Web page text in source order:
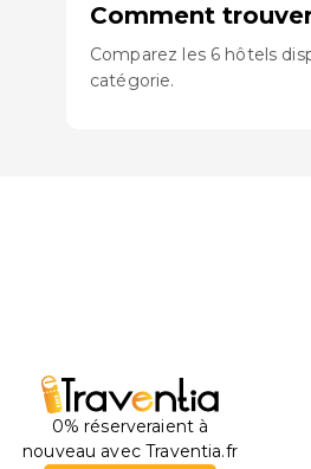
Comment
Comparez les 6 hôtels
catégorie.
0% réserveraient à
nouveau avec Traventia.fr